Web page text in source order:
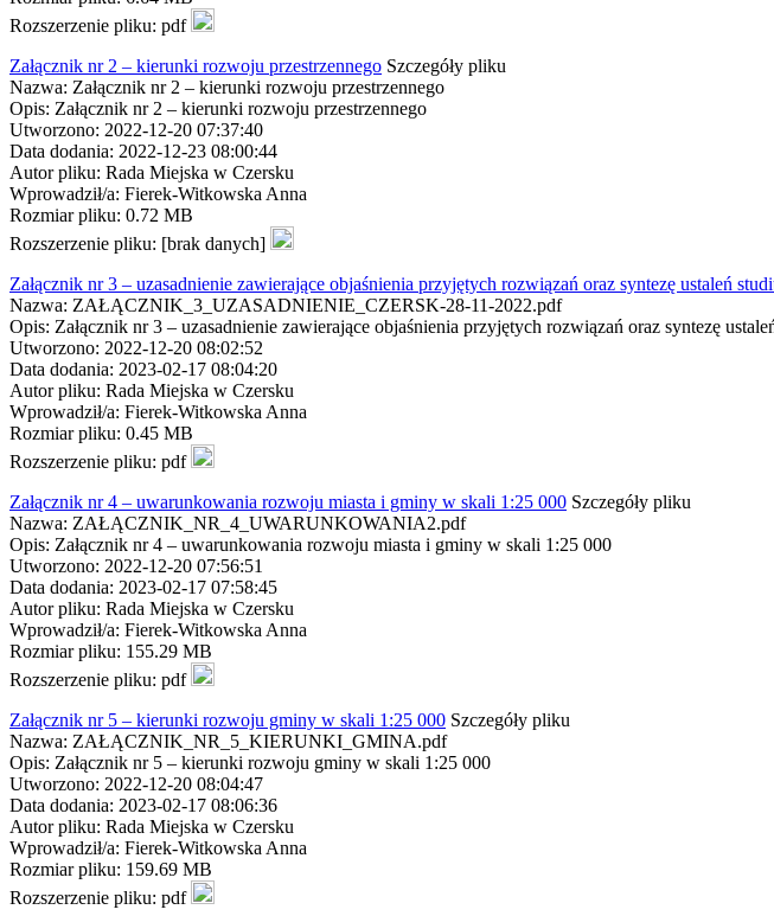
Rozszerzenie pliku: pdf
Załącznik nr 2 – kierunki rozwoju przestrzennego Szczegóły pliku
Nazwa: Załącznik nr 2 – kierunki rozwoju przestrzennego
Opis: Załącznik nr 2 – kierunki rozwoju przestrzennego
Utworzono: 2022-12-20 07:37:40
Data dodania: 2022-12-23 08:00:44
Autor pliku: Rada Miejska w Czersku
Wprowadził/a: Fierek-Witkowska Anna
Rozmiar pliku: 0.72 MB
Rozszerzenie pliku: [brak danych]
Załącznik nr 3 – uzasadnienie zawierające objaśnienia przyjętych rozwiązań oraz syntezę ustaleń
Nazwa: ZAŁĄCZNIK_3_UZASADNIENIE_CZERSK-28-11-2022.pdf
Opis: Załącznik nr 3 – uzasadnienie zawierające objaśnienia przyjętych rozwiązań oraz syntezę
Utworzono: 2022-12-20 08:02:52
Data dodania: 2023-02-17 08:04:20
Autor pliku: Rada Miejska w Czersku
Wprowadził/a: Fierek-Witkowska Anna
Rozmiar pliku: 0.45 MB
Rozszerzenie pliku: pdf
Załącznik nr 4 – uwarunkowania rozwoju miasta i gminy w skali 1:25 000 Szczegóły pliku
Nazwa: ZAŁĄCZNIK_NR_4_UWARUNKOWANIA2.pdf
Opis: Załącznik nr 4 – uwarunkowania rozwoju miasta i gminy w skali 1:25 000
Utworzono: 2022-12-20 07:56:51
Data dodania: 2023-02-17 07:58:45
Autor pliku: Rada Miejska w Czersku
Wprowadził/a: Fierek-Witkowska Anna
Rozmiar pliku: 155.29 MB
Rozszerzenie pliku: pdf
Załącznik nr 5 – kierunki rozwoju gminy w skali 1:25 000 Szczegóły pliku
Nazwa: ZAŁĄCZNIK_NR_5_KIERUNKI_GMINA.pdf
Opis: Załącznik nr 5 – kierunki rozwoju gminy w skali 1:25 000
Utworzono: 2022-12-20 08:04:47
Data dodania: 2023-02-17 08:06:36
Autor pliku: Rada Miejska w Czersku
Wprowadził/a: Fierek-Witkowska Anna
Rozmiar pliku: 159.69 MB
Rozszerzenie pliku: pdf